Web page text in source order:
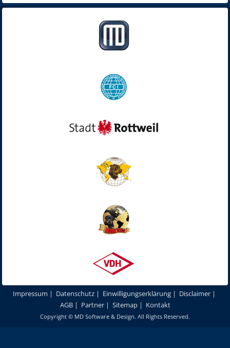
Impressum | Datenschutz | Einwilligungserklärung | Disclaimer |
AGB| Partner| Sitemap| Kontakt
Copyright © MD Software & Design. All Rights Reserved.